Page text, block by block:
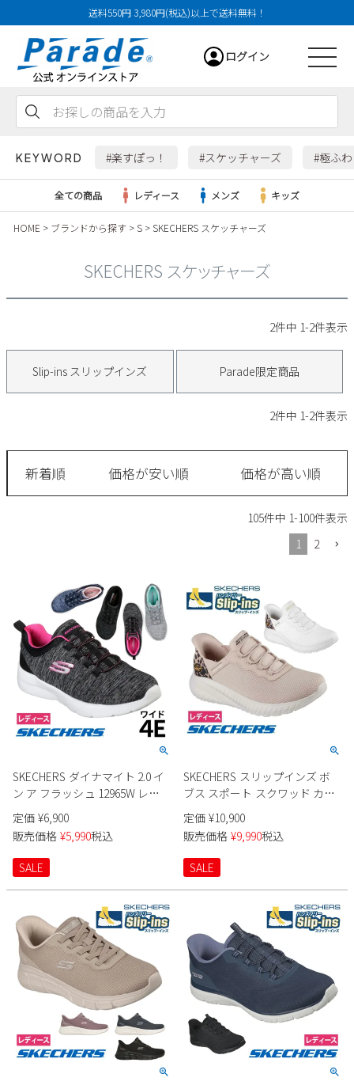
送料550円 3,980円(税込)以上で送料無料！
ログイン
KEYWORD #楽すぽっ！ #スケッチャーズ #極ふ
スニーカー
ワークシューズ
ブーツ
ウェア
Parade
moz
new balance
puma
すべての商品
レインシューズ
スニーカー
カジュアルシューズ
ワークシューズ
ブーツ
ウェア
Parade
SKECHERS
EDWIN
new balance
キッズ
サンダル
スクール
フォーマル
ブーツ
Parade
new balance
asics
瞬足
キッズ新入荷
SALE
メンズSALE
キッズSALE
すべての商品
リュック
ボディバッグ
ハンドバッグ
トートバッグ
ショルダーバッグ
財布
すべての商品
ケア用品
雑貨
詳細検索
店舗一覧
ご利用ガイド
会員サービス
お問い合わせ
営業日カレンダー
休業日 お問い合わせ窓口休業日
2026 年8月
日 月 火 木
土
1
全ての商品 レディース メンズ キッズ
HOME ブランドから探す S SKECHERS スケッチャーズ
SKECHERS スケッチャーズ
2件中 1-2件表示
Slip-ins スリップインズ Parade限定商品
2件中 1-2件表示
新着順 価格が安い順 価格が高い順
105件中 1-100件表示
1
2
SKECHERS ダイナマイト 2.0 イ
ン ア フラッシュ 12965W レデ
ィース
定価 ¥6,900
販売価格 ¥5,990税込
SALE
SKECHERS スリップインズ ボ
ブス スポート スクワッド カオ
ス 117499 レディース
定価 ¥10,900
販売価格 ¥9,990税込
SALE